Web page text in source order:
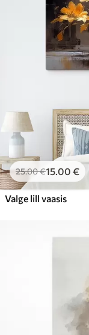
25.00€15.00 €
Valge lill vaasis